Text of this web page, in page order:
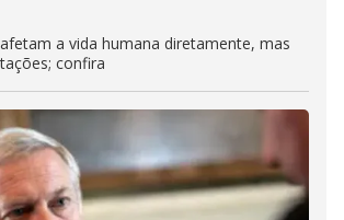
a vida humana diretamente, mas
confira